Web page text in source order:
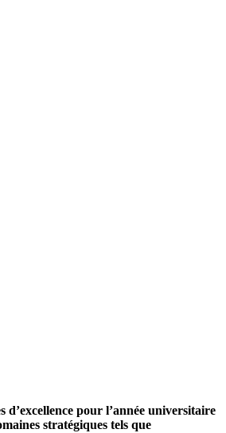
pour l’année universitaire
stratégiques tels que